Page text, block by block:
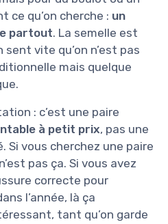
ce qu’on cherche : un
partout. La semelle est
vite qu’on n’est pas
mais quelque
: c’est une paire
à petit prix, pas une
Si vous cherchez une paire
pas ça. Si vous avez
correcte pour
l’année, là ça
tant qu’on garde